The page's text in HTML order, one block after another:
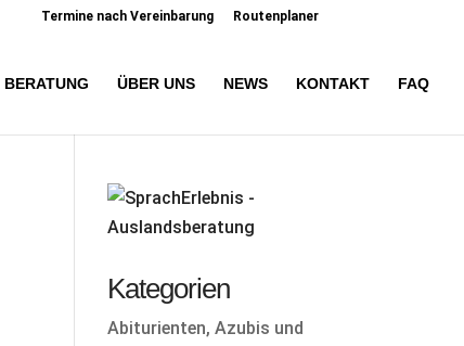
Termine nach Vereinbarung Routenplaner
BERATUNG ÜBER UNS NEWS KONTAKT FAQ
Kategorien
Abiturienten, Azubis und